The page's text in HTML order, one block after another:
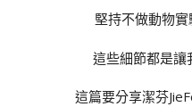
堅持不做動物
這些細節都是讓
這篇要分享潔芬